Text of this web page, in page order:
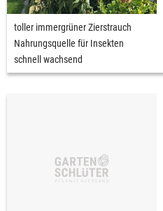
toller immergrüner Zierstrauch
Nahrungsquelle für Insekten
schnell wachsend